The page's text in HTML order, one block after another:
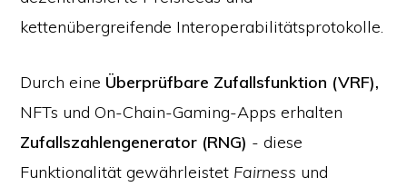
kettenübergreifende Interoperabilitätsprotokolle.
Durch eine Überprüfbare Zufallsfunktion (VRF),
NFTs und On-Chain-Gaming-Apps erhalten
Zufallszahlengenerator (RNG) - diese
Funktionalität gewährleistet Fairness und